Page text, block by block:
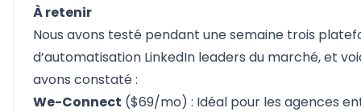
À retenir
Nous avons testé pendant une semaine trois
d’automatisation LinkedIn leaders du marché, et
avons constaté :
We-Connect ($69/mo) : Idéal pour les agences